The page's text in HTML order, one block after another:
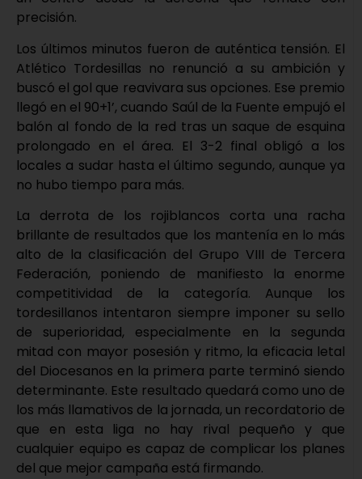
precisión.
Los últimos minutos fueron de auténtica tensión. El
Atlético Tordesillas no renunció a su ambición y
buscó el gol que reavivara sus opciones. Ese premio
llegó en el 90+1’, cuando Saúl de la Fuente empujó el
balón al fondo de la red tras un saque de esquina
prolongado en el área. El 3-2 final obligó a los
locales a sudar hasta el último segundo, aunque ya
no hubo tiempo para más.
La derrota de los rojiblancos corta una racha
brillante de resultados que los mantenía en lo más
alto de la clasificación del Grupo VIII de Tercera
Federación, poniendo de manifiesto la enorme
competitividad de la categoría. Aunque los
tordesillanos intentaron siempre imponer su sello
de superioridad, especialmente en la segunda
mitad con mayor posesión y ritmo, la eficacia letal
del Diocesanos en la primera parte terminó siendo
determinante. Este resultado quedará como uno de
los más llamativos de la jornada, un recordatorio de
que en esta liga no hay rival pequeño y que
cualquier equipo es capaz de complicar los planes
del que mejor campaña está firmando.